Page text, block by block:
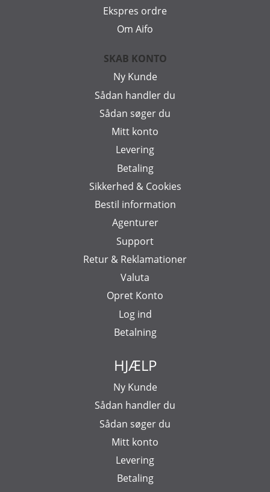
Ekspres ordre
Om Aifo
SKAB KONTO
Ny Kunde
Sådan handler du
Sådan søger du
Mitt konto
Levering
Betaling
Sikkerhed & Cookies
Bestil information
Agenturer
Support
Retur & Reklamationer
Valuta
Opret Konto
Log ind
Betalning
HJÆLP
Ny Kunde
Sådan handler du
Sådan søger du
Mitt konto
Levering
Betaling